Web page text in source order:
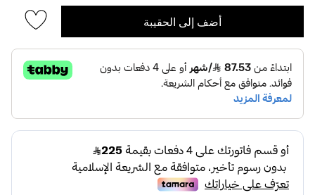
أضف إلى الحقيبة